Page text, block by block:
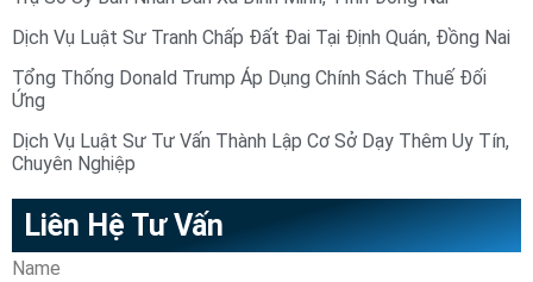
Dịch Vụ Luật Sư Tranh Chấp Đất Đai Tại Định Quán, Đồng Nai
Tổng Thống Donald Trump Áp Dụng Chính Sách Thuế Đối
Ứng
Dịch Vụ Luật Sư Tư Vấn Thành Lập Cơ Sở Dạy Thêm Uy Tín,
Chuyên Nghiệp
Liên Hệ Tư Vấn
Name